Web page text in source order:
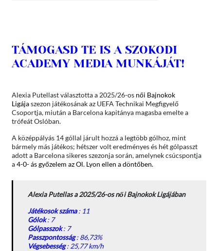
TÁMOGASD TE IS A SZOKODI
ACADEMY MEDIA MUNKÁJÁT!
Alexia Putellast választotta a 2025/26-os női Bajnokok
Ligájaszezon játékosának az UEFA Technikai Megfigyelő
Csoportja, miután a Barcelona kapitánya magasba emelte a
trófeát Oslóban.
A középpályás 14 góllal járult hozzá a legtöbb gólhoz, mint
bármely más játékos; hétszer volt eredményes és hét gólpasszt
adott a Barcelona sikeres szezonja során, amelynek csúcspontja
a4-0- ás győzelem az Ol. Lyon ellen a döntőben.
Alexia Putellas a 2025/26-os női Bajnokok Ligájában
Játékosok száma: 11
Gólok: 7
Gólpasszok: 7
Passzpontosság: 86,73%
Végsebesség: 25,77 km/h